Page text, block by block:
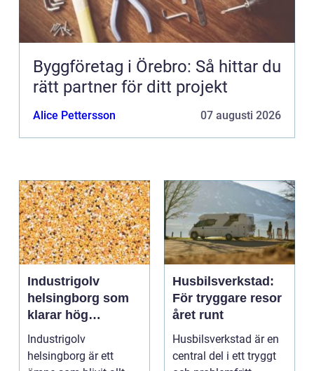
Byggföretag i Örebro: Så hittar du
rätt partner för ditt projekt
Alice Pettersson 07 augusti 2026
Industrigolv
helsingborg som
klarar hög
belastning och
tuffa krav
Industrigolv
helsingborg är ett
Husbilsverkstad:
För tryggare resor
året runt
Husbilsverkstad är en
central del i ett tryggt